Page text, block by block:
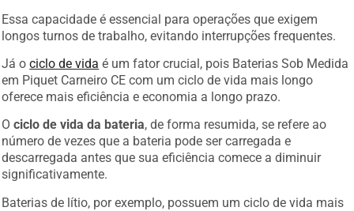
Essa capacidade é essencial para operações que exigem
longos turnos de trabalho, evitando interrupções frequentes.
Já ociclo de vida é um fator crucial, pois Baterias Sob Medida
em Piquet Carneiro CE com um ciclo de vida mais longo
oferece mais eficiência e economia a longo prazo.
Ociclo de vida da bateria, de forma resumida, se refere ao
número de vezes que a bateria pode ser carregada e
descarregada antes que sua eficiência comece a diminuir
significativamente.
Baterias de lítio, por exemplo, possuem um ciclo de vida mais